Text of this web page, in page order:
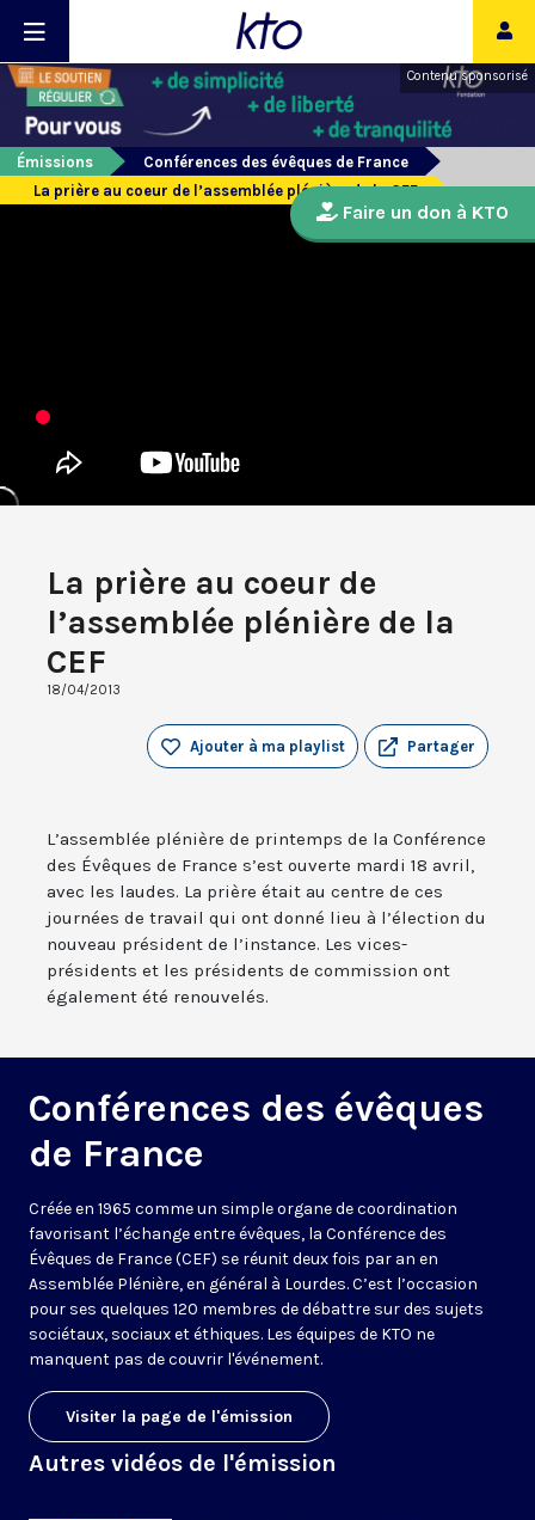
Contenu sponsorisé
Émissions
Conférences des évêques de France
La prière au coeur de l’assemblée plénière de la CEF
La prière au coeur de
l’assemblée plénière de la
CEF
18/04/2013
Partager
Ajouter à ma playlist
L’assemblée plénière de printemps de la Conférence
des Évêques de France s’est ouverte mardi 18 avril,
avec les laudes. La prière était au centre de ces
journées de travail qui ont donné lieu à l’élection du
nouveau président de l’instance. Les vices-
présidents et les présidents de commission ont
également été renouvelés.
Conférences des évêques
de France
Créée en 1965 comme un simple organe de coordination
favorisant l’échange entre évêques, la Conférence des
Évêques de France (CEF) se réunit deux fois par an en
Assemblée Plénière, en général à Lourdes. C’est l’occasion
pour ses quelques 120 membres de débattre sur des sujets
sociétaux, sociaux et éthiques. Les équipes de KTO ne
manquent pas de couvrir l'événement.
Visiter la page de l'émission
Autres vidéos de l'émission
Faire un don à KTO